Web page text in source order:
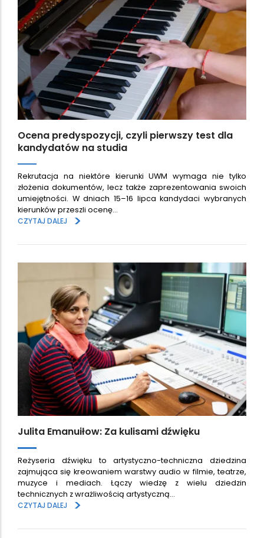
Ocena predyspozycji, czyli pierwszy test dla
kandydatów na studia
Rekrutacja na niektóre kierunki UWM wymaga nie tylko
złożenia dokumentów, lecz także zaprezentowania swoich
umiejętności. W dniach 15–16 lipca kandydaci wybranych
kierunków przeszli ocenę…
CZYTAJ DALEJ
>
Julita Emanuiłow: Za kulisami dźwięku
Reżyseria dźwięku to artystyczno-techniczna dziedzina
zajmująca się kreowaniem warstwy audio w filmie, teatrze,
muzyce i mediach. Łączy wiedzę z wielu dziedzin
technicznych z wrażliwością artystyczną…
CZYTAJ DALEJ
>